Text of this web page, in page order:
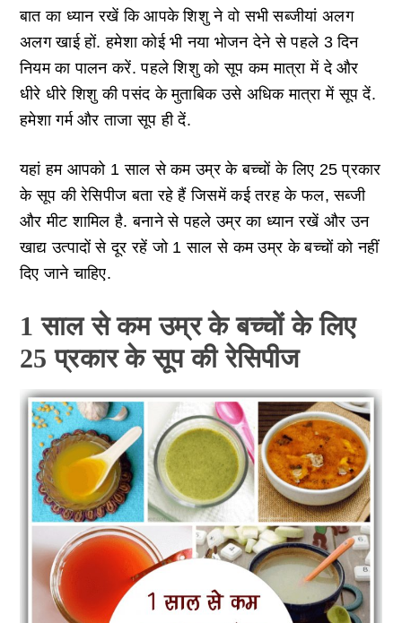
बात का ध्यान रखें कि आपके शिशु ने वो सभी सब्जीयां अलग
अलग खाई हों. हमेशा कोई भी नया भोजन देने से पहले 3 दिन
नियम का पालन करें. पहले शिशु को सूप कम मात्रा में दे और
धीरे धीरे शिशु की पसंद के मुताबिक उसे अधिक मात्रा में सूप दें.
हमेशा गर्म और ताजा सूप ही दें.
यहां हम आपको 1 साल से कम उम्र के बच्चों के लिए 25 प्रकार
के सूप की रेसिपीज बता रहे हैं जिसमें कई तरह के फल, सब्जी
और मीट शामिल है. बनाने से पहले उम्र का ध्यान रखें और उन
खाद्य उत्पादों से दूर रहें जो 1 साल से कम उम्र के बच्चों को नहीं
दिए जाने चाहिए.
1 साल से कम उम्र के बच्चों के लिए
25 प्रकार के सूप की रेसिपीज